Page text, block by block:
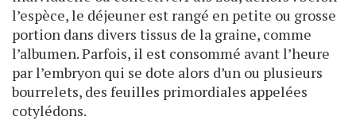
l’espèce, le déjeuner est rangé en petite ou grosse
portion dans divers tissus de la graine, comme
l’albumen. Parfois, il est consommé avant l’heure
par l’embryon qui se dote alors d’un ou plusieurs
bourrelets, des feuilles primordiales appelées
cotylédons.